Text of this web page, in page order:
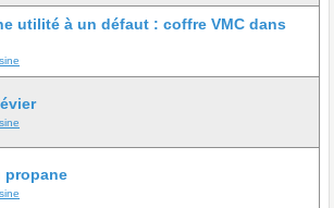
utilité à un défaut : coffre VMC dans
propane